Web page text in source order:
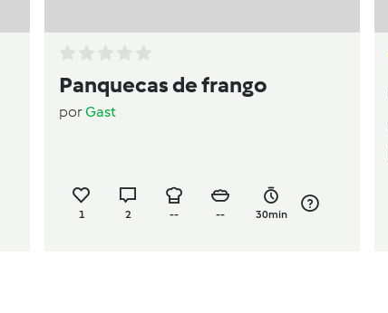
Panquecas de frango
porGast
1 2 -- -- 30min